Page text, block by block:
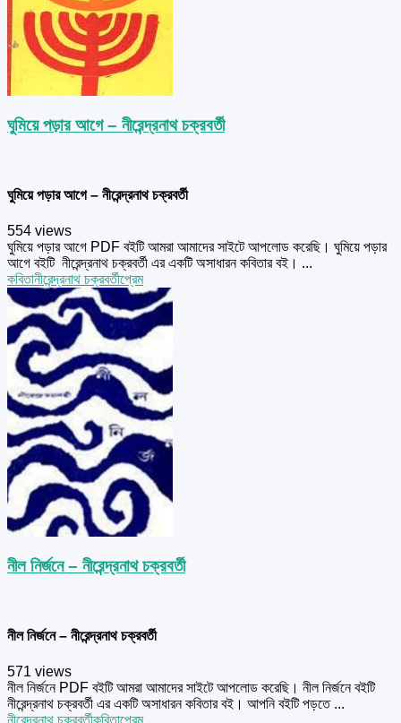
ঘুমিয়ে পড়ার আগে – নীরেন্দ্রনাথ চক্রবর্তী
ঘুমিয়ে পড়ার আগে – নীরেন্দ্রনাথ চক্রবর্তী
554 views
ঘুমিয়ে পড়ার আগে PDF বইটি আমরা আমাদের সাইটে আপলোড করেছি। ঘুমিয়ে পড়ার
আগে বইটি নীরেন্দ্রনাথ চক্রবর্তী এর একটি অসাধারন কবিতার বই। ...
কবিতানীরেন্দ্রনাথ চক্রবর্তীপ্রেম
নীল নির্জনে – নীরেন্দ্রনাথ চক্রবর্তী
নীল নির্জনে – নীরেন্দ্রনাথ চক্রবর্তী
571 views
নীল নির্জনে PDF বইটি আমরা আমাদের সাইটে আপলোড করেছি। নীল নির্জনে বইটি
নীরেন্দ্রনাথ চক্রবর্তী এর একটি অসাধারন কবিতার বই। আপনি বইটি পড়তে ...
নীরেন্দ্রনাথ চক্রবর্তীকবিতাপ্রেম